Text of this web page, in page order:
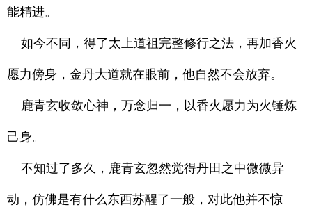
能精进。
如今不同，得了太上道祖完整修行之法，再加香火
愿力傍身，金丹大道就在眼前，他自然不会放弃。
鹿青玄收敛心神，万念归一，以香火愿力为火锤炼
己身。
不知过了多久，鹿青玄忽然觉得丹田之中微微异
动，仿佛是有什么东西苏醒了一般，对此他并不惊